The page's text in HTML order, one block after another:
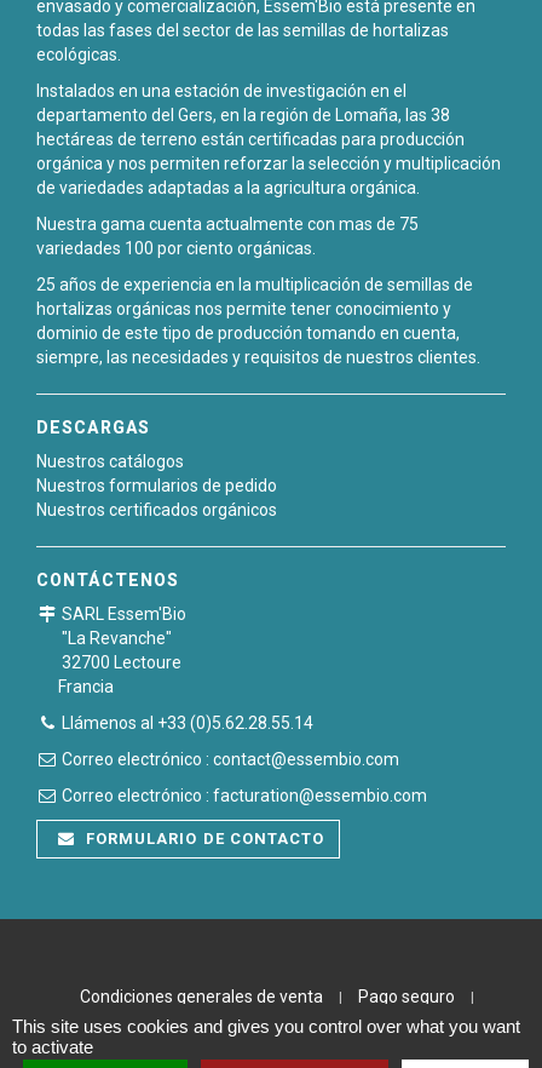
envasado y comercialización, Essem'Bio está presente en
todas las fases del sector de las semillas de hortalizas
ecológicas.
Instalados en una estación de investigación en el
departamento del Gers, en la región de Lomaña, las 38
hectáreas de terreno están certificadas para producción
orgánica y nos permiten reforzar la selección y multiplicación
de variedades adaptadas a la agricultura orgánica.
Nuestra gama cuenta actualmente con mas de 75
variedades 100 por ciento orgánicas.
25 años de experiencia en la multiplicación de semillas de
hortalizas orgánicas nos permite tener conocimiento y
dominio de este tipo de producción tomando en cuenta,
siempre, las necesidades y requisitos de nuestros clientes.
DESCARGAS
Nuestros catálogos
Nuestros formularios de pedido
Nuestros certificados orgánicos
CONTÁCTENOS
SARL Essem'Bio
"La Revanche"
32700 Lectoure
Francia
Llámenos al +33 (0)5.62.28.55.14
Correo electrónico : contact@essembio.com
Correo electrónico : facturation@essembio.com
FORMULARIO DE CONTACTO
Condiciones generales de venta Pago seguro
Notas legales | Plan du site
This site uses cookies and gives you control over what you want
to activate